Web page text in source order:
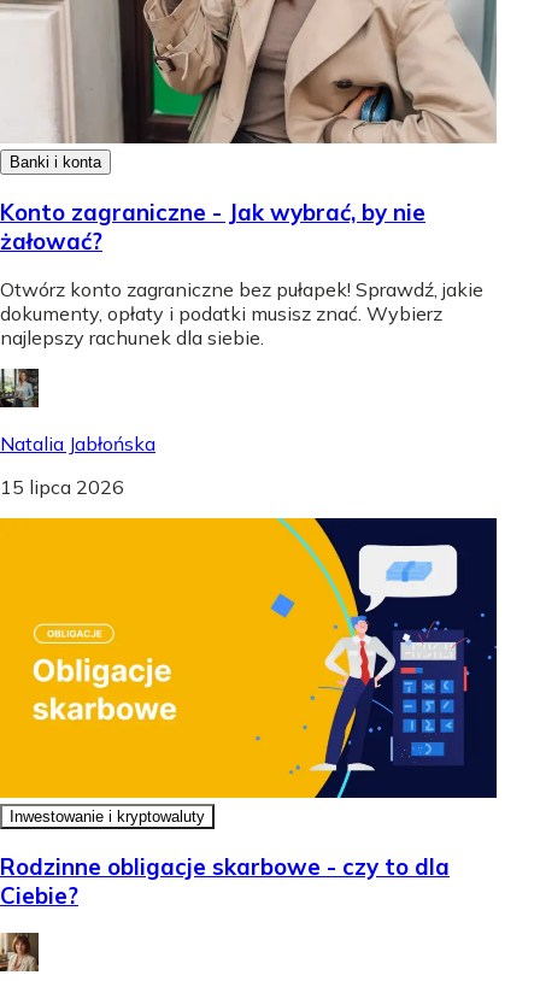
Banki i konta
Konto zagraniczne - Jak wybrać, by nie
żałować?
Otwórz konto zagraniczne bez pułapek! Sprawdź, jakie
dokumenty, opłaty i podatki musisz znać. Wybierz
najlepszy rachunek dla siebie.
Natalia Jabłońska
15 lipca 2026
Inwestowanie i kryptowaluty
Rodzinne obligacje skarbowe - czy to dla
Ciebie?